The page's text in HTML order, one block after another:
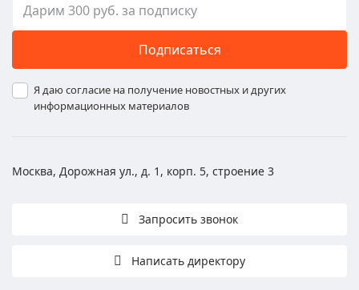
Подписаться
Я даю согласие на получение новостных и других
информационных материалов
Москва, Дорожная ул., д. 1, корп. 5, строение 3
Запросить звонок
Написать директору